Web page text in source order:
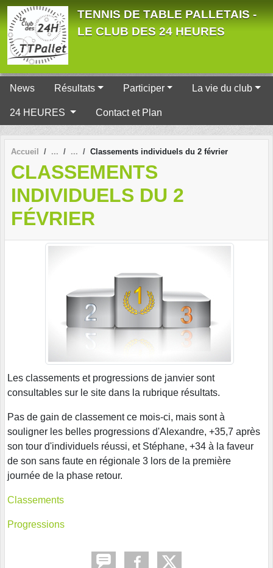
TENNIS DE TABLE PALLETAIS -
LE CLUB DES 24 HEURES
News Résultats Participer La vie du club
24 HEURES Contact et Plan
Accueil Classements individuels du 2 février
CLASSEMENTS
INDIVIDUELS DU 2
FÉVRIER
Les classements et progressions de janvier sont
consultables sur le site dans la rubrique résultats.
Pas de gain de classement ce mois-ci, mais sont à
souligner les belles progressions d'Alexandre, +35,7 après
son tour d'individuels réussi, et Stéphane, +34 à la faveur
de son sans faute en régionale 3 lors de la première
journée de la phase retour.
Classements
Progressions
Panneau de gestion des cookies